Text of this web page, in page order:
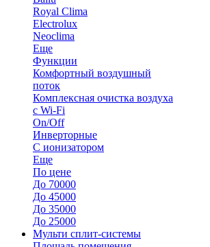
Royal Clima
Electrolux
Neoclima
Еще
Функции
Комфортный воздушный
поток
Комплексная очистка воздуха
с Wi-Fi
On/Off
Инверторные
С ионизатором
Еще
По цене
До 70000
До 45000
До 35000
До 25000
Мульти сплит-системы